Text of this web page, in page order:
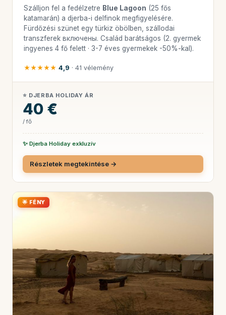
Szálljon fel a fedélzetre Blue Lagoon (25 fős
katamarán) a djerba-i delfinok megfigyelésére.
Fürdőzési szünet egy türkiz öbölben, szállodai
transzferek включены. Család barátságos (2. gyermek
ingyenes 4 fő felett · 3-7 éves gyermekek -50%-kal).
★★★★★ 4,9 · 41 vélemény
⭐ DJERBA HOLIDAY ÁR
40 €
/ fő
✨ Djerba Holiday exkluzív
Részletek megtekintése →
🌟 FÉNY